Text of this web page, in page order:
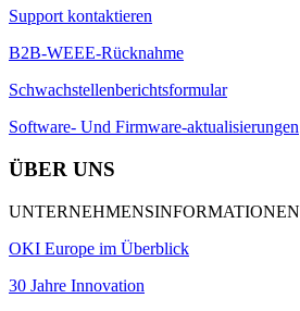
Support kontaktieren
B2B-WEEE-Rücknahme
Schwachstellenberichtsformular
Software- Und Firmware-aktualisierungen
ÜBER UNS
UNTERNEHMENSINFORMATIONEN
OKI Europe im Überblick
30 Jahre Innovation